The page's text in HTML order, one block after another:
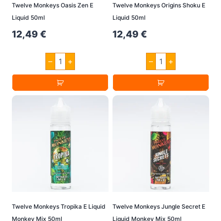
werden
Twelve Monkeys Oasis Zen E
Liquid 50ml
12,49 €
–
Twelve
Monkeys
Oasis
Zen
E
Liquid
+
Twelve Monkeys Origins Shoku E
Liquid 50ml
12,49 €
–
Twelve
Monkeys
Origins
Shoku
E
Liquid
+
Twelve Monkeys Tropika E Liquid
Monkey Mix 50ml
Twelve Monkeys Jungle Secret E
Liquid Monkey Mix 50ml